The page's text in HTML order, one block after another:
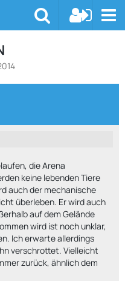
die Arena
keine lebenden Tiere
auch der mechanische
überleben. Er wird auch
auf dem Gelände
wird ist noch unklar,
Ich erwarte allerdings
verschrottet. Vielleicht
zurück, ähnlich dem